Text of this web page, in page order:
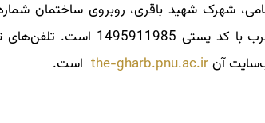
حوزه و دانشگاه، دانشگاه پیام‌نور
the-gharb.pnu.ac.irاست.